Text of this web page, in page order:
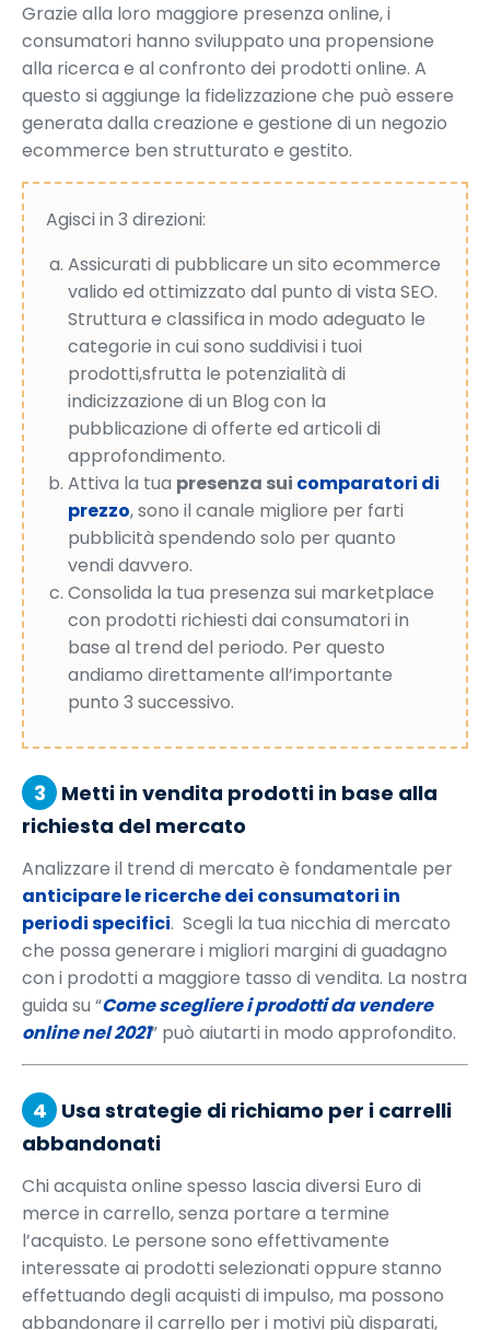
Grazie alla loro maggiore presenza online, i
consumatori hanno sviluppato una propensione
alla ricerca e al confronto dei prodotti online. A
questo si aggiunge la fidelizzazione che può essere
generata dalla creazione e gestione di un negozio
ecommerce ben strutturato e gestito.
Agisci in 3 direzioni:
Assicurati di pubblicare un sito ecommerce
valido ed ottimizzato dal punto di vista SEO.
Struttura e classifica in modo adeguato le
categorie in cui sono suddivisi i tuoi
prodotti,sfrutta le potenzialità di
indicizzazione di un Blog con la
pubblicazione di offerte ed articoli di
approfondimento.
Attiva la tua presenza sui comparatori di
prezzo, sono il canale migliore per farti
pubblicità spendendo solo per quanto
vendi davvero.
Consolida la tua presenza sui marketplace
con prodotti richiesti dai consumatori in
base al trend del periodo. Per questo
andiamo direttamente all’importante
punto 3 successivo.
3
Metti in vendita prodotti in base alla
richiesta del mercato
Analizzare il trend di mercato è fondamentale per
anticipare le ricerche dei consumatori in
periodi specifici. Scegli la tua nicchia di mercato
che possa generare i migliori margini di guadagno
con i prodotti a maggiore tasso di vendita. La nostra
guida su “Come scegliere i prodotti da vendere
online nel 2021” può aiutarti in modo approfondito.
4 Usa strategie di richiamo per i carrelli
abbandonati
Chi acquista online spesso lascia diversi Euro di
merce in carrello, senza portare a termine
l’acquisto. Le persone sono effettivamente
interessate ai prodotti selezionati oppure stanno
effettuando degli acquisti di impulso, ma possono
abbandonare il carrello per i motivi più disparati,